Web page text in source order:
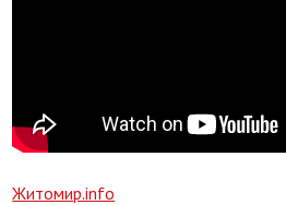
Житомир.info